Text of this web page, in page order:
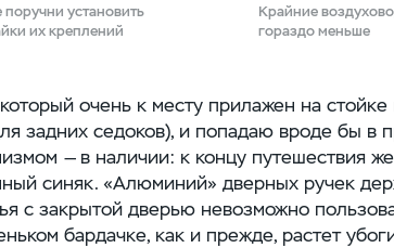
установить
их креплений
Крайние
гораздо меньше
очень к месту прилажен на стойке
задних седоков), и попадаю вроде бы в
— в наличии: к концу путешествия
синяк. «Алюминий» дверных ручек
с закрытой дверью невозможно
бардачке, как и прежде, растет